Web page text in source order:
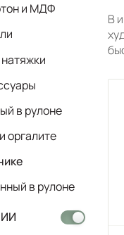
и МДФ
в рулоне
оргалите
в рулоне
В